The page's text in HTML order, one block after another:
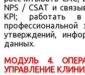
NPS / CSAT и
KPI; работать в
профессиональной
утверждений,
данных.
МОДУЛЬ 4.
УПРАВЛЕНИЕ